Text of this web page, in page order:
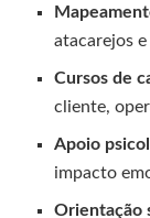
atacarejos
Cursos de
cliente,
Apoio
impacto
Orientação